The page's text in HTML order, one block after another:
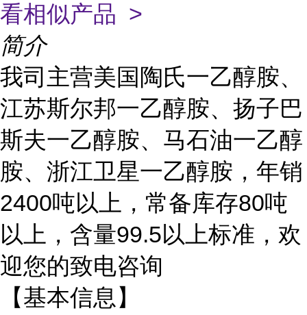
看相似产品 >
简介
我司主营美国陶氏一乙醇胺、
江苏斯尔邦一乙醇胺、扬子巴
斯夫一乙醇胺、马石油一乙醇
胺、浙江卫星一乙醇胺，年销
2400吨以上，常备库存80吨
以上，含量99.5以上标准，欢
迎您的致电咨询
【基本信息】